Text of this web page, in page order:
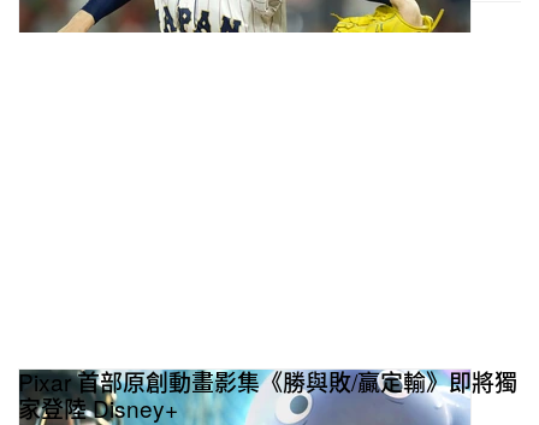
Pixar 首部原創動畫影集《勝與敗/贏定輸》即將獨
家登陸 Disney+